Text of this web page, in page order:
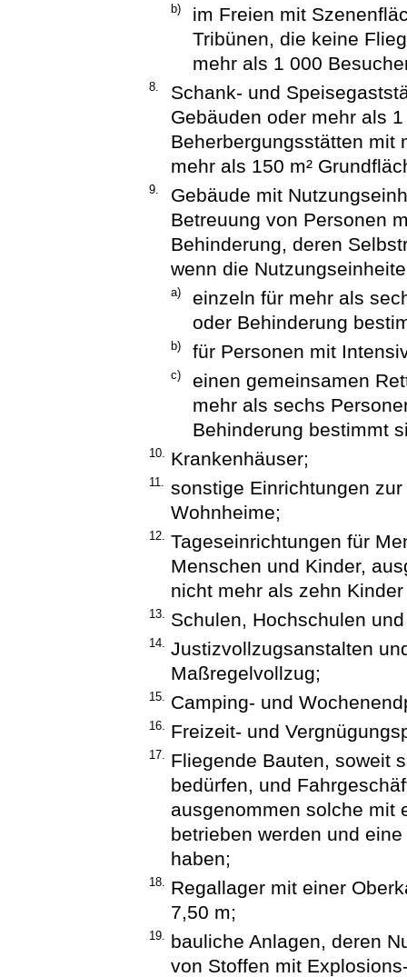
b)
im Freien mit
Tribünen, die keine
mehr als 1 000
8.
Schank- und
Gebäuden oder mehr als
Beherbergungsstätten mit
mehr als 150 m²
9.
Gebäude mit
Betreuung von Personen
Behinderung, deren
wenn die
a)
einzeln für mehr als
oder Behinderung
b) für Personen mit
c)
einen gemeinsamen
mehr als sechs
Behinderung bestimmt
10. Krankenhäuser;
11.
sonstige Einrichtungen
Wohnheime;
12.
Tageseinrichtungen für
Menschen und Kinder,
nicht mehr als zehn
13. Schulen, Hochschulen
14.
Justizvollzugsanstalten
Maßregelvollzug;
15. Camping- und
16. Freizeit- und
17.
Fliegende Bauten, soweit
bedürfen, und
ausgenommen solche mit
betrieben werden und
haben;
18.
Regallager mit einer
7,50 m;
19.
bauliche Anlagen, deren
von Stoffen mit